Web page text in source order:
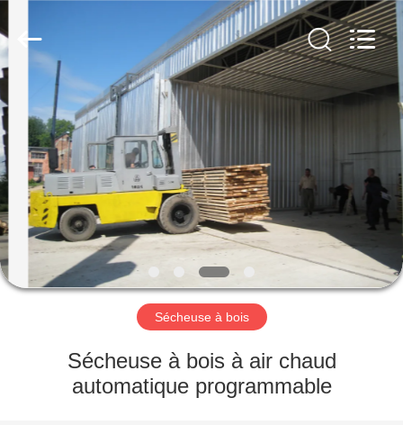
MAISON
PRODUITS
À
PROPOS
DE
NOUS
VISITE
D'USINE
Equipment
Co.,
Ltd..
All
Rights
Sécheuse à bois
Sécheuse à bois à air chaud
automatique programmable